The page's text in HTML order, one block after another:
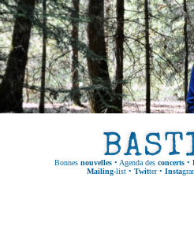
Bonnes nouvelles • Agenda des concerts •
Mailing-list• Twitter• Insta